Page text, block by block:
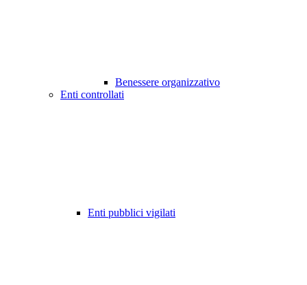
Benessere organizzativo
Enti controllati
Enti pubblici vigilati